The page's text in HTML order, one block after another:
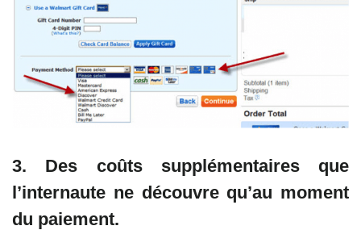
3. Des coûts supplémentairesque
l’internaute ne découvre qu’au moment
du paiement.